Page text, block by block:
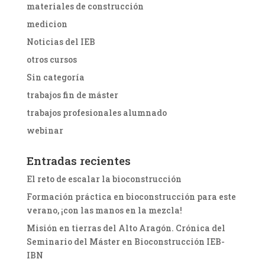
materiales de construcción
medicion
Noticias del IEB
otros cursos
Sin categoría
trabajos fin de máster
trabajos profesionales alumnado
webinar
Entradas recientes
El reto de escalar la bioconstrucción
Formación práctica en bioconstrucción para este
verano, ¡con las manos en la mezcla!
Misión en tierras del Alto Aragón. Crónica del
Seminario del Máster en Bioconstrucción IEB-
IBN